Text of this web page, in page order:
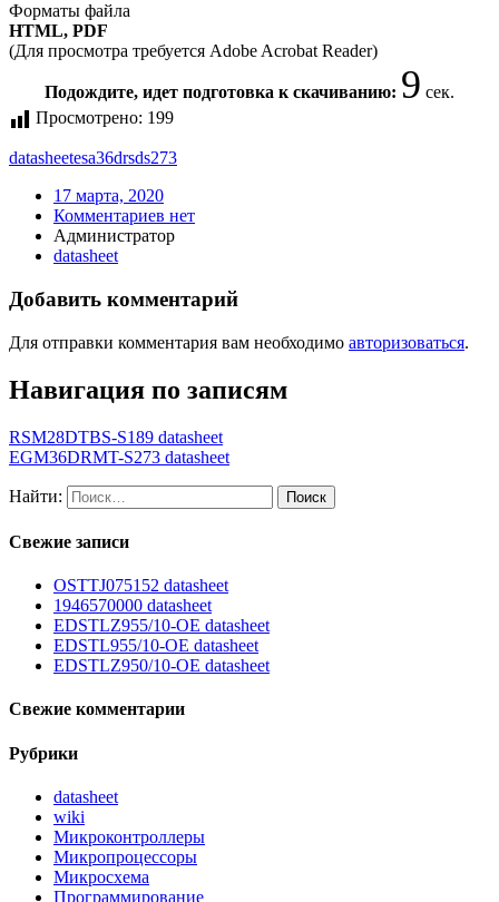
Форматы файла
HTML, PDF
(Для просмотра требуется Adobe Acrobat Reader)
Подождите, идет подготовка к скачиванию: 9 сек.
Просмотрено: 199
datasheetesa36drsds273
17 марта, 2020
Комментариев нет
Администратор
datasheet
Добавить комментарий
Для отправки комментария вам необходимо авторизоваться.
Навигация по записям
RSM28DTBS-S189 datasheet
EGM36DRMT-S273 datasheet
Найти:
Свежие записи
OSTTJ075152 datasheet
1946570000 datasheet
EDSTLZ955/10-OE datasheet
EDSTL955/10-OE datasheet
EDSTLZ950/10-OE datasheet
Свежие комментарии
Рубрики
datasheet
wiki
Микроконтроллеры
Микропроцессоры
Микросхема
Программирование